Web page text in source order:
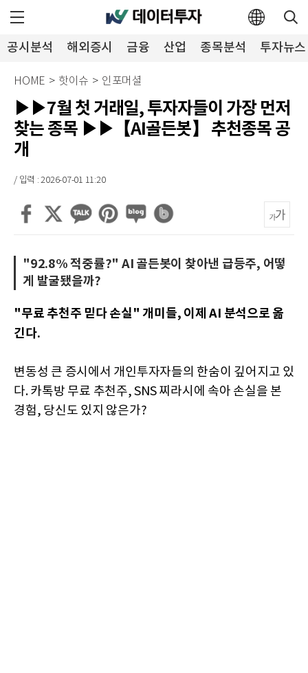
공시분석 해외증시 금융 산업 종목분석 투자뉴스
HOME > 핫이슈 > 인포머셜
▶▶7월 첫 거래일, 투자자들이 가장 먼저
찾는 종목 ▶▶【AI골든봇】 추천종목 공
개
/ 입력 : 2026-07-01 11:20
"92.8% 적중률?" AI 골든봇이 찾아낸 급등주, 어떻
게 발굴됐을까?
"무료 추천주 믿다 손실" 개미들, 이제 AI 분석으로 옮
긴다.
변동성 큰 증시에서 개인투자자들의 한숨이 깊어지고 있
다. 카톡방 무료 추천주, SNS 찌라시에 속아 손실을 본
경험, 당신도 있지 않은가?